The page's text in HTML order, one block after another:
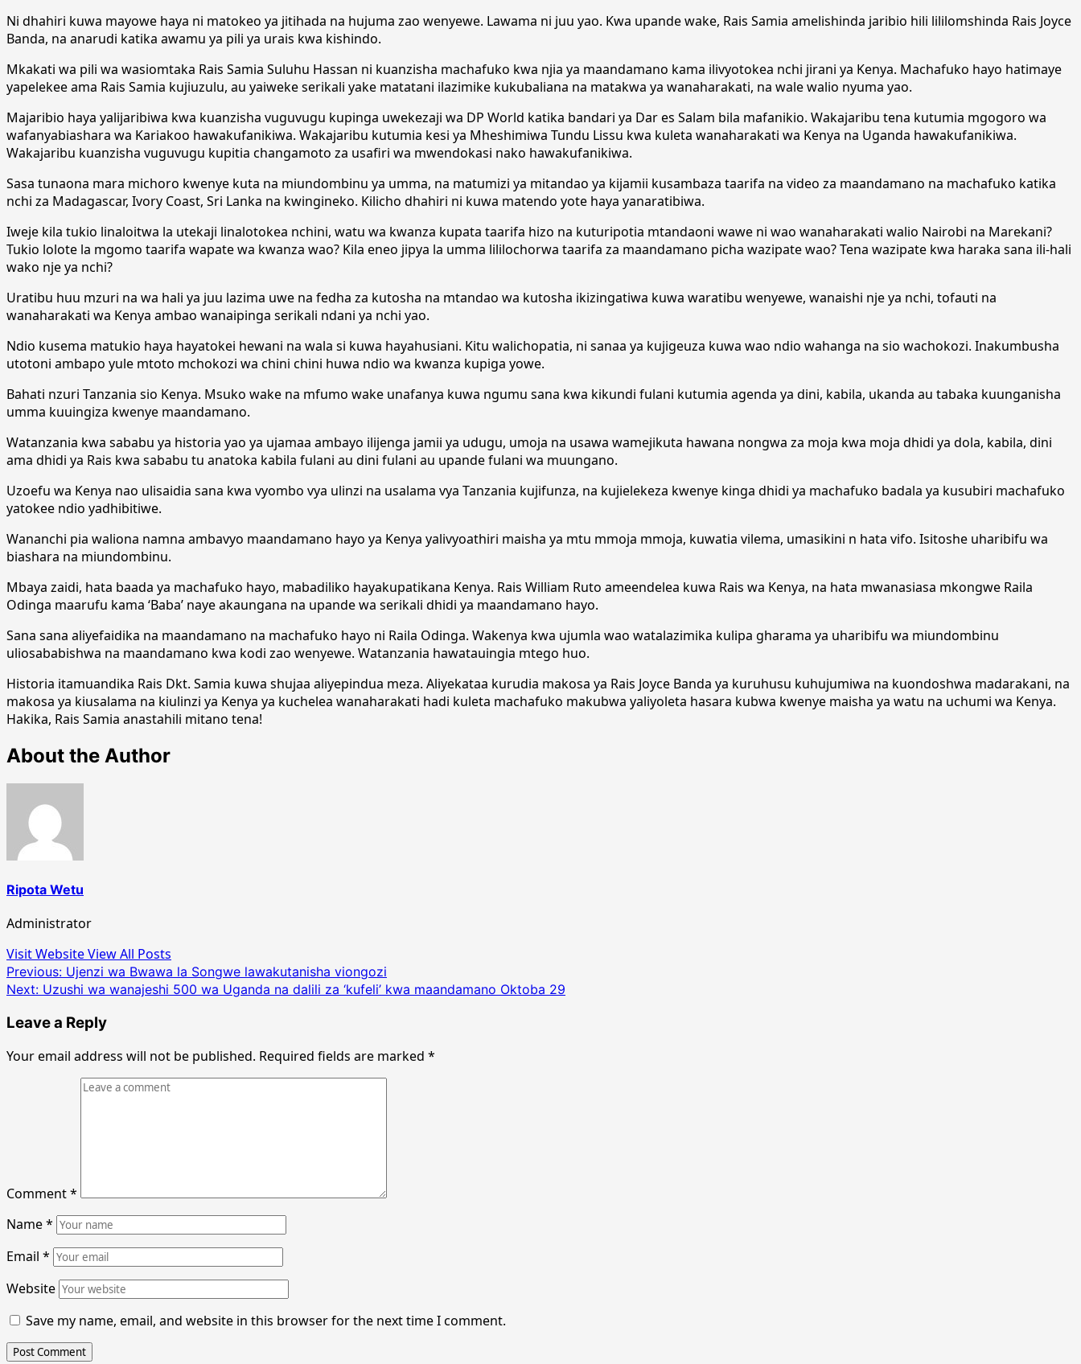
Ni dhahiri kuwa mayowe haya ni matokeo ya jitihada na hujuma zao wenyewe. Lawama ni juu yao. Kwa upande wake, Rais Samia amelishinda jaribio hili lililomshinda Rais Joyce
Banda, na anarudi katika awamu ya pili ya urais kwa kishindo.
Mkakati wa pili wa wasiomtaka Rais Samia Suluhu Hassan ni kuanzisha machafuko kwa njia ya maandamano kama ilivyotokea nchi jirani ya Kenya. Machafuko hayo hatimaye
yapelekee ama Rais Samia kujiuzulu, au yaiweke serikali yake matatani ilazimike kukubaliana na matakwa ya wanaharakati, na wale walio nyuma yao.
Majaribio haya yalijaribiwa kwa kuanzisha vuguvugu kupinga uwekezaji wa DP World katika bandari ya Dar es Salam bila mafanikio. Wakajaribu tena kutumia mgogoro wa
wafanyabiashara wa Kariakoo hawakufanikiwa. Wakajaribu kutumia kesi ya Mheshimiwa Tundu Lissu kwa kuleta wanaharakati wa Kenya na Uganda hawakufanikiwa.
Wakajaribu kuanzisha vuguvugu kupitia changamoto za usafiri wa mwendokasi nako hawakufanikiwa.
Sasa tunaona mara michoro kwenye kuta na miundombinu ya umma, na matumizi ya mitandao ya kijamii kusambaza taarifa na video za maandamano na machafuko katika
nchi za Madagascar, Ivory Coast, Sri Lanka na kwingineko. Kilicho dhahiri ni kuwa matendo yote haya yanaratibiwa.
Iweje kila tukio linaloitwa la utekaji linalotokea nchini, watu wa kwanza kupata taarifa hizo na kuturipotia mtandaoni wawe ni wao wanaharakati walio Nairobi na Marekani?
Tukio lolote la mgomo taarifa wapate wa kwanza wao? Kila eneo jipya la umma lililochorwa taarifa za maandamano picha wazipate wao? Tena wazipate kwa haraka sana ili-hali
wako nje ya nchi?
Uratibu huu mzuri na wa hali ya juu lazima uwe na fedha za kutosha na mtandao wa kutosha ikizingatiwa kuwa waratibu wenyewe, wanaishi nje ya nchi, tofauti na
wanaharakati wa Kenya ambao wanaipinga serikali ndani ya nchi yao.
Ndio kusema matukio haya hayatokei hewani na wala si kuwa hayahusiani. Kitu walichopatia, ni sanaa ya kujigeuza kuwa wao ndio wahanga na sio wachokozi. Inakumbusha
utotoni ambapo yule mtoto mchokozi wa chini chini huwa ndio wa kwanza kupiga yowe.
Bahati nzuri Tanzania sio Kenya. Msuko wake na mfumo wake unafanya kuwa ngumu sana kwa kikundi fulani kutumia agenda ya dini, kabila, ukanda au tabaka kuunganisha
umma kuuingiza kwenye maandamano.
Watanzania kwa sababu ya historia yao ya ujamaa ambayo ilijenga jamii ya udugu, umoja na usawa wamejikuta hawana nongwa za moja kwa moja dhidi ya dola, kabila, dini
ama dhidi ya Rais kwa sababu tu anatoka kabila fulani au dini fulani au upande fulani wa muungano.
Uzoefu wa Kenya nao ulisaidia sana kwa vyombo vya ulinzi na usalama vya Tanzania kujifunza, na kujielekeza kwenye kinga dhidi ya machafuko badala ya kusubiri machafuko
yatokee ndio yadhibitiwe.
Wananchi pia waliona namna ambavyo maandamano hayo ya Kenya yalivyoathiri maisha ya mtu mmoja mmoja, kuwatia vilema, umasikini n hata vifo. Isitoshe uharibifu wa
biashara na miundombinu.
Mbaya zaidi, hata baada ya machafuko hayo, mabadiliko hayakupatikana Kenya. Rais William Ruto ameendelea kuwa Rais wa Kenya, na hata mwanasiasa mkongwe Raila
Odinga maarufu kama ‘Baba’ naye akaungana na upande wa serikali dhidi ya maandamano hayo.
Sana sana aliyefaidika na maandamano na machafuko hayo ni Raila Odinga. Wakenya kwa ujumla wao watalazimika kulipa gharama ya uharibifu wa miundombinu
uliosababishwa na maandamano kwa kodi zao wenyewe. Watanzania hawatauingia mtego huo.
Historia itamuandika Rais Dkt. Samia kuwa shujaa aliyepindua meza. Aliyekataa kurudia makosa ya Rais Joyce Banda ya kuruhusu kuhujumiwa na kuondoshwa madarakani, na
makosa ya kiusalama na kiulinzi ya Kenya ya kuchelea wanaharakati hadi kuleta machafuko makubwa yaliyoleta hasara kubwa kwenye maisha ya watu na uchumi wa Kenya.
Hakika, Rais Samia anastahili mitano tena!
About the Author
Ripota Wetu
Administrator
Visit WebsiteView All Posts
Post
navigation
Previous: Ujenzi wa Bwawa la Songwe lawakutanisha viongozi
Next: Uzushi wa wanajeshi 500 wa Uganda na dalili za ‘kufeli’ kwa maandamano Oktoba 29
Leave a Reply
Your email address will not be published. Required fields are marked *
Comment*
Name*
Email *
Website
Save my name, email, and website in this browser for the next time I comment.